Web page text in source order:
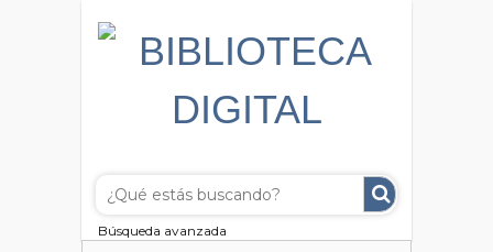
Búsqueda avanzada